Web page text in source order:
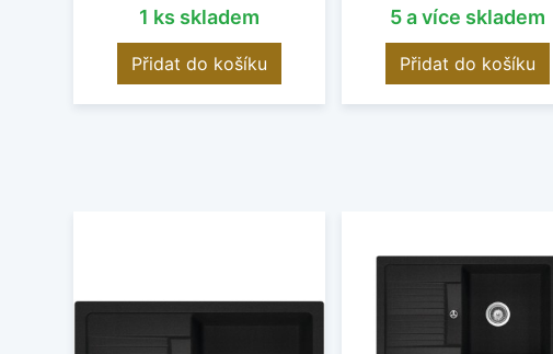
1 ks skladem
Přidat do košíku
5 a více skladem
Přidat do košíku